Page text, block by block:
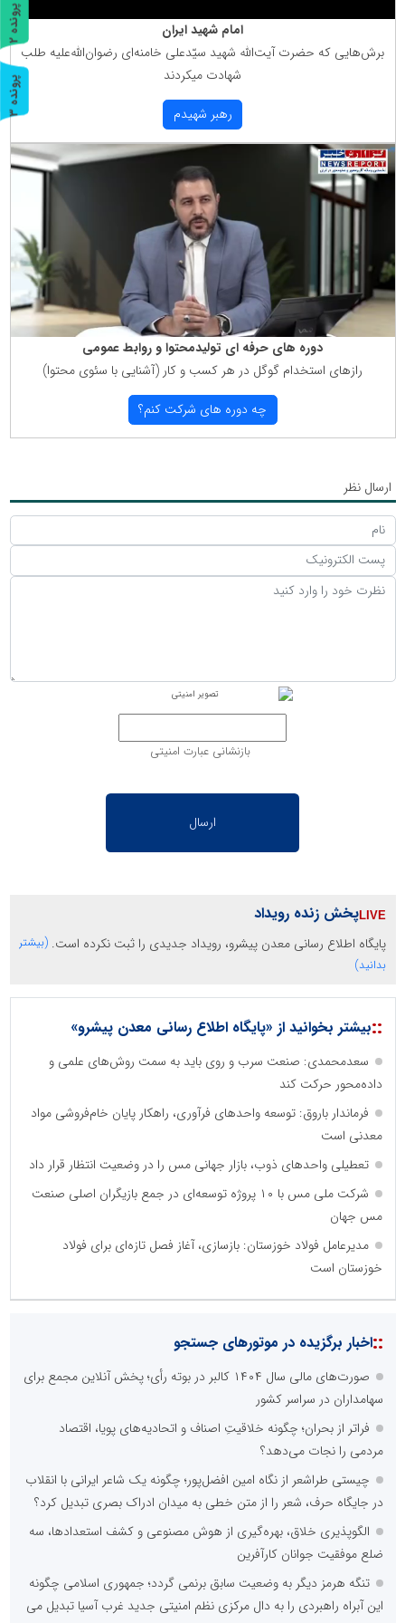
امام شهید ایران
برش‌هایی كه حضرت آیت‌الله شهید سیّدعلی خامنه‌ای رضوان‌الله‌علیه طلب
شهادت میكردند
رهبر شهیدم
دوره های حرفه ای تولیدمحتوا و روابط عمومی
رازهای استخدام گوگل در هر كسب و كار (آشنایی با سئوی محتوا)
چه دوره های شركت كنم؟
ارسال نظر
بازنشانی عبارت امنیتی
پخش زنده رویداد
پایگاه اطلاع رسانی معدن پیشرو، رویداد جدیدی را ثبت نکرده است. (بیشتر
بدانید)
::بیشتر بخوانید از «پایگاه اطلاع رسانی معدن پیشرو»
سعدمحمدی: صنعت سرب و روی باید به سمت روش‌های علمی و
داده‌محور حرکت کند
فرماندار باروق: توسعه واحدهای فرآوری، راهکار پایان خام‌فروشی مواد
معدنی است
تعطیلی واحدهای ذوب، بازار جهانی مس را در وضعیت انتظار قرار داد
شرکت ملی مس با ۱۰ پروژه توسعه‌ای در جمع بازیگران اصلی صنعت
مس جهان
مدیرعامل فولاد خوزستان: بازسازی، آغاز فصل تازه‌ای برای فولاد
خوزستان است
::اخبار برگزیده در موتورهای جستجو
صورت‌های مالی سال ۱۴۰۴ کالبر در بوته رأی؛ پخش آنلاین مجمع برای
سهامداران در سراسر کشور
فراتر از بحران؛ چگونه خلاقیتِ اصناف و اتحادیه‌های پویا، اقتصاد
مردمی را نجات می‌دهد؟
چیستی طراشعر از نگاه امین افضل‌پور؛ چگونه یک شاعر ایرانی با انقلاب
در جایگاه حرف، شعر را از متن خطی به میدان ادراک بصری تبدیل کرد؟
الگوپذیری خلاق، بهره‌گیری از هوش مصنوعی و کشف استعدادها، سه
ضلع موفقیت جوانان کارآفرین
تنگه هرمز دیگر به وضعیت سابق برنمی گردد؛ جمهوری اسلامی چگونه
این آبراه راهبردی را به دال مرکزی نظم امنیتی جدید غرب آسیا تبدیل می
پ
ر
و
ن
د
ه
2
پ
ر
و
ن
د
ه
3